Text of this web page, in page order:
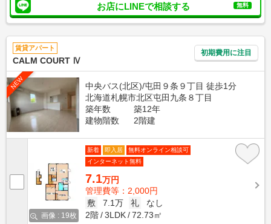
お店にLINEで相談する 無料
賃貸アパート
CALM COURT Ⅳ
初期費用に注目
NEW
中央バス(北区)/屯田９条９丁目 徒歩1分
北海道札幌市北区屯田九条８丁目
築年数
築12年
建物階数
2階建
画像 : 19枚
新着 即入居
無料オンライン相談可
インターネット無料
7.1万円
管理費等：2,000円
敷
7.1万 礼
なし
2階
3LDK 72.73㎡